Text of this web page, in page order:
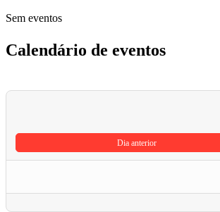
Sem eventos
Calendário de eventos
Dia anterior